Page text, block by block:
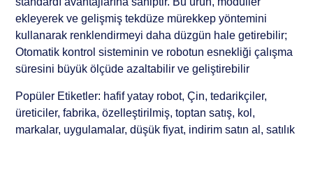
ekleyerek ve gelişmiş tekdüze mürekkep yöntemini
kullanarak renklendirmeyi daha düzgün hale getirebilir;
Otomatik kontrol sisteminin ve robotun esnekliği çalışma
süresini büyük ölçüde azaltabilir ve geliştirebilir
Popüler Etiketler: hafif yatay robot, Çin, tedarikçiler,
üreticiler, fabrika, özelleştirilmiş, toptan satış, kol,
markalar, uygulamalar, düşük fiyat, indirim satın al, satılık